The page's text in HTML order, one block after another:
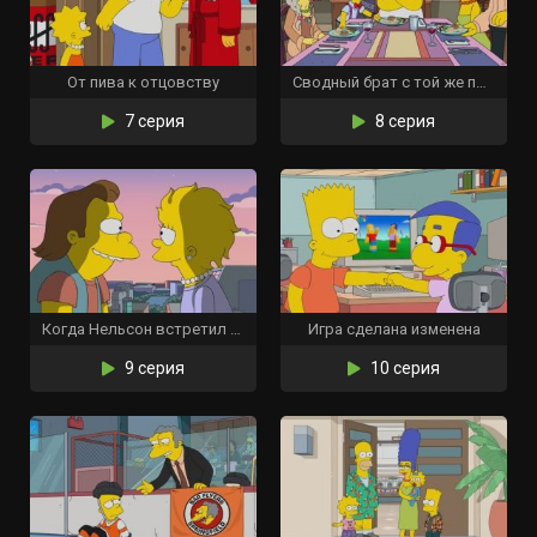
От пива к отцовству
7 серия
Сводный брат с той же планеты
8 серия
Когда Нельсон встретил Лизу
9 серия
Игра сделана изменена
10 серия